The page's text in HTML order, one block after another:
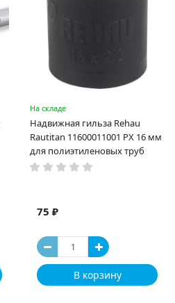
На складе
Надвижная гильза Rehau
Rautitan 11600011001 PX 16 мм
для полиэтиленовых труб
75 ₽
В корзину